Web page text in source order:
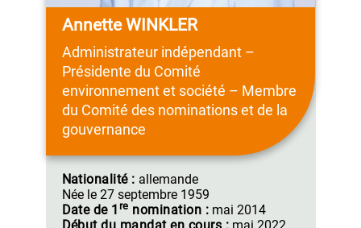
Annette WINKLER
Administrateur indépendant –
Présidente du Comité
environnement et société – Membre
gouvernance